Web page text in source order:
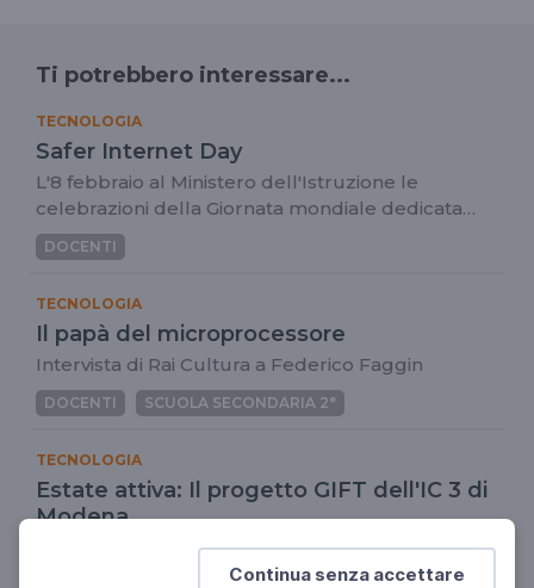
Continua senza accettare
Ti potrebbero interessare...
TECNOLOGIA
Safer Internet Day
L'8 febbraio al Ministero dell'Istruzione le
celebrazioni della Giornata mondiale dedicata
all'uso positivo di Internet
DOCENTI
TECNOLOGIA
Il papà del microprocessore
Intervista di Rai Cultura a Federico Faggin
DOCENTI SCUOLA SECONDARIA 2°
TECNOLOGIA
Estate attiva: Il progetto GIFT dell'IC 3 di
Modena
Scuola News- Speciale estate 2